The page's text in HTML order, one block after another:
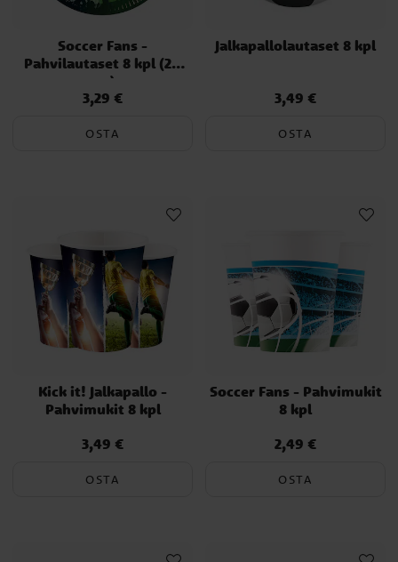
Soccer Fans -
Pahvilautaset 8 kpl (20
cm)
Hinta:3,29 €
3,29 €
OSTA
Jalkapallolautaset 8 kpl
Hinta:3,49 €
3,49 €
OSTA
Kick it! Jalkapallo -
Pahvimukit 8 kpl
Hinta:3,49 €
3,49 €
OSTA
Soccer Fans - Pahvimukit
8 kpl
Hinta:2,49 €
2,49 €
OSTA